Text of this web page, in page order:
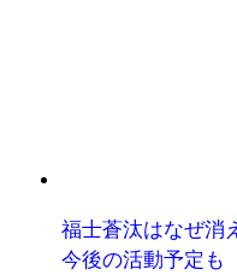
福士蒼汰はなぜ消
今後の活動予定も